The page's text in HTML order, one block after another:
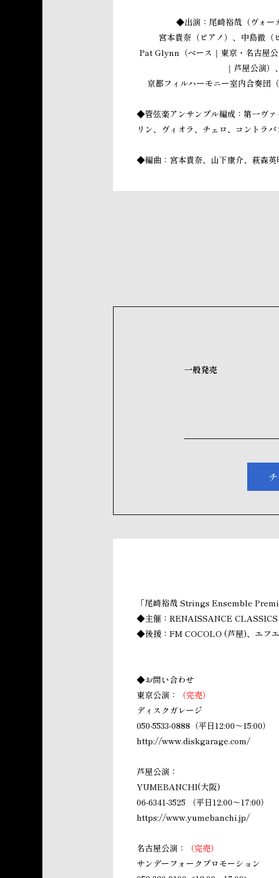
◆出演：尾崎裕哉（ヴォー
宮本貴奈（ピアノ）、中島徹（
Pat Glynn（ベース｜東京・名古屋
｜芦屋公演）、
京都フィルハーモニー室内合奏団
◆管弦楽アンサンブル編成：第一ヴァ
リン、ヴィオラ、チェロ、コントラバ
◆編曲：宮本貴奈、山下康介、萩森英
一般発売
「尾崎裕哉 Strings Ensemble
◆主催：RENAISSANCE CLASSICS
◆後援：FM COCOLO (芦屋)、エフエ
◆お問い合わせ
東京公演：
（完売）
ディスクガレージ
050-5533-0888（平日12:00～15:00）
http://www.diskgarage.com/
芦屋公演：
YUMEBANCHI(大阪)
06-6341-3525 （平日12:00～17:00）
https://www.yumebanchi.jp/
名古屋公演：
（完売）
サンデーフォークプロモーション